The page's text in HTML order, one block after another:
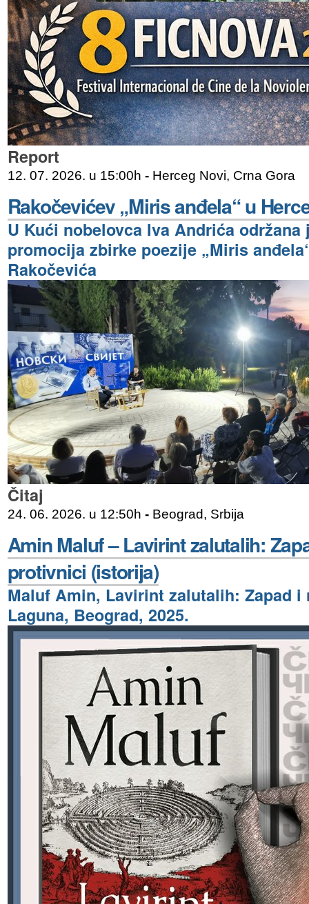
Report
12. 07. 2026. u 15:00h - Herceg Novi, Crna Gora
Rakočevićev „Miris anđela“ u
U Kući nobelovca Iva Andrića održana
promocija zbirke poezije „Miris
Rakočevića
Čitaj
24. 06. 2026. u 12:50h - Beograd, Srbija
Amin Maluf – Lavirint zalutalih:
protivnici (istorija)
Maluf Amin, Lavirint zalutalih: Zapad
Laguna, Beograd, 2025.